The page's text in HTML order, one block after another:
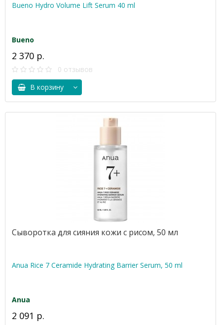
Bueno Hydro Volume Lift Serum 40 ml
Bueno
2 370 р.
0 отзывов
В корзину
Сыворотка для сияния кожи с рисом, 50 мл
Anua Rice 7 Ceramide Hydrating Barrier Serum, 50 ml
Anua
2 091 р.